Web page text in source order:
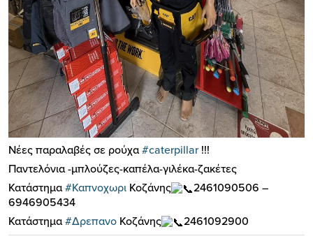
Νέες παραλαβές σε ρούχα#caterpillar!!!
Παντελόνια -μπλούζες-καπέλα-γιλέκα-ζακέτες
Κατάστημα#Καπνοχωρι Κοζάνης
2461090506 –
6946905434
Κατάστημα#Δρεπανο Κοζάνης
2461092900